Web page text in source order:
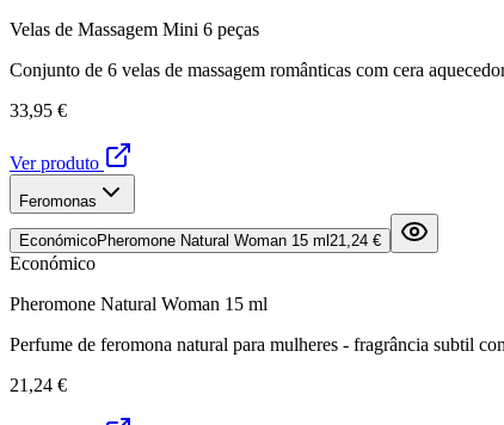
Velas de Massagem Mini 6 peças
Conjunto de 6 velas de massagem românticas com cera
33,95 €
Ver produto
Feromonas
EconómicoPheromone Natural Woman 15 ml 21,24 €
Económico
Pheromone Natural Woman 15 ml
Perfume de feromona natural para mulheres - fragrância subtil
21,24 €